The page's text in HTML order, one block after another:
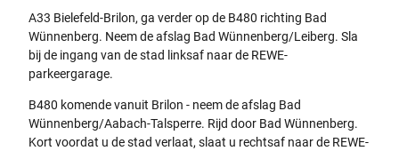
A33 Bielefeld-Brilon, ga verder op de B480 richting Bad
Wünnenberg. Neem de afslag Bad Wünnenberg/Leiberg. Sla
bij de ingang van de stad linksaf naar de REWE-
parkeergarage.
B480 komende vanuit Brilon - neem de afslag Bad
Wünnenberg/Aabach-Talsperre. Rijd door Bad Wünnenberg.
Kort voordat u de stad verlaat, slaat u rechtsaf naar de REWE-